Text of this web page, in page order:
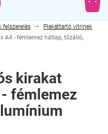
felszerelés
Plakáttartó vitrinek
A4 - fémlemez hátlap, tűzálló,
kirakat
fémlemez